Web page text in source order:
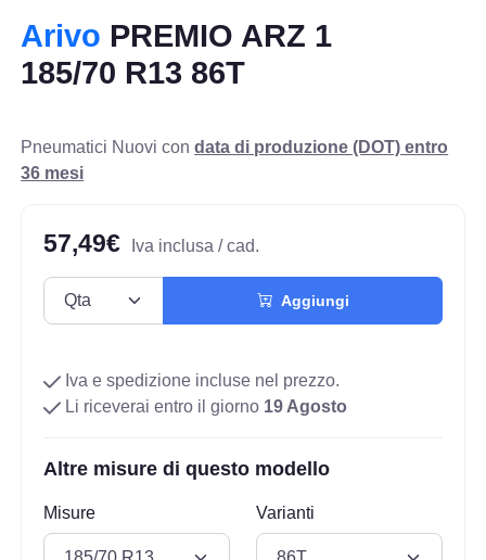
Arivo PREMIO ARZ 1
185/70 R13 86T
Pneumatici Nuovi condata di produzione (DOT) entro
36 mesi
57,49€ Iva inclusa / cad.
Aggiungi
Iva e spedizione incluse nel prezzo.
Li riceverai entro il giorno 19 Agosto
Altre misure di questo modello
Misure Varianti